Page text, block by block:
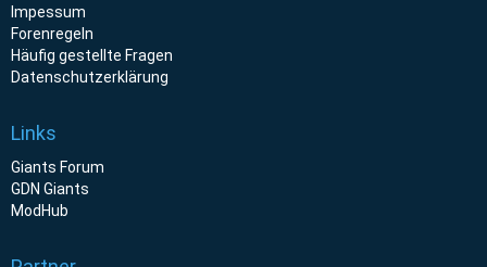
Impessum
Forenregeln
Häufig gestellte Fragen
Datenschutzerklärung
Links
Giants Forum
GDN Giants
ModHub